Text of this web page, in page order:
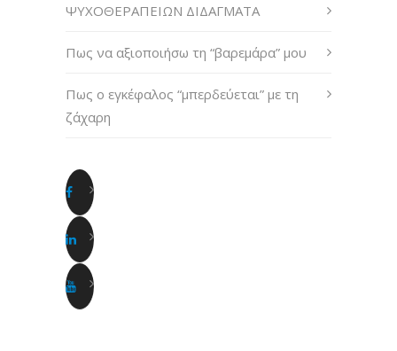
ΨΥΧΟΘΕΡΑΠΕΙΩΝ ΔΙΔΑΓΜΑΤΑ
Πως να αξιοποιήσω τη “βαρεμάρα” μου
Πως ο εγκέφαλος “μπερδεύεται” με τη
ζάχαρη